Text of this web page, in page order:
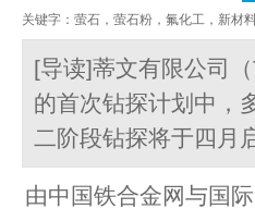
关键字：萤石，萤石粉，氟化工，新材
[导读]蒂文有限公司
的首次钻探计划中，
二阶段钻探将于四月
由中国铁合金网与国